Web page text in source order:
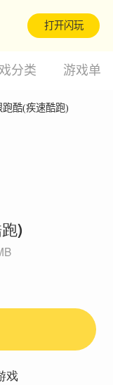
打开闪玩
分类 游戏单
跑酷(疾速酷跑)
)
戏